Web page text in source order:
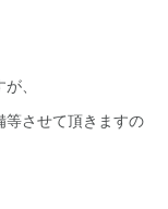
、
させて頂きますの